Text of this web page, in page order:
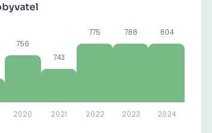
756
2020
743
2021
775
2022
788
2023
804
2024